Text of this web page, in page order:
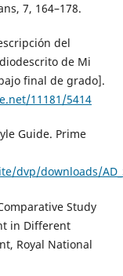
7, 164–178.
del
de Mi
final de grado].
11181/5414
Guide. Prime
dvp/downloads/
Study
in Different
Royal National